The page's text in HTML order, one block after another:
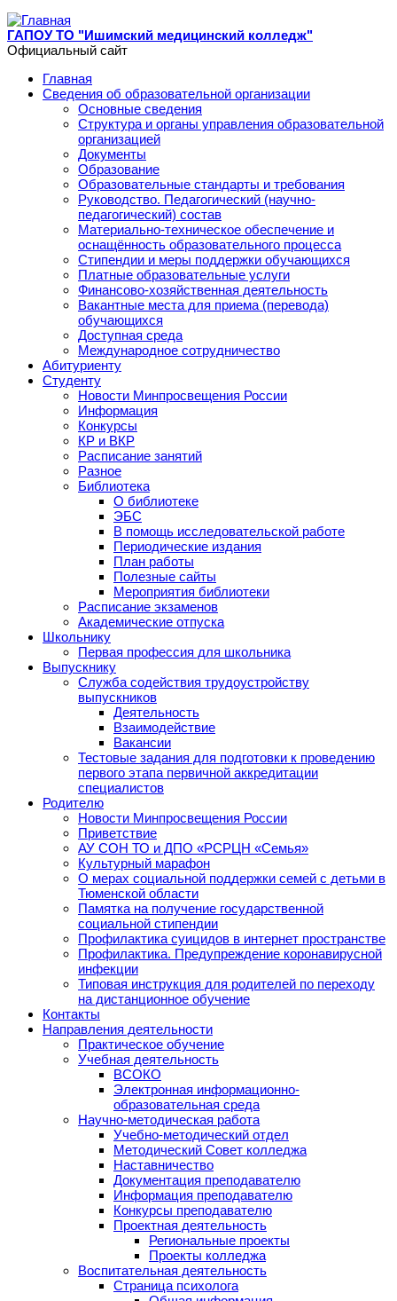
Перейти к основному содержанию
ГАПОУ ТО "Ишимский медицинский колледж"
Официальный сайт
Главная
Сведения об образовательной организации
Основные сведения
Структура и органы управления образовательной
организацией
Документы
Образование
Образовательные стандарты и требования
Руководство. Педагогический (научно-
педагогический) состав
Материально-техническое обеспечение и
оснащённость образовательного процесса
Стипендии и меры поддержки обучающихся
Платные образовательные услуги
Финансово-хозяйственная деятельность
Вакантные места для приема (перевода)
обучающихся
Доступная среда
Международное сотрудничество
Абитуриенту
Студенту
Новости Минпросвещения России
Информация
Конкурсы
КР и ВКР
Расписание занятий
Разное
Библиотека
О библиотеке
ЭБС
В помощь исследовательской работе
Периодические издания
План работы
Полезные сайты
Мероприятия библиотеки
Расписание экзаменов
Академические отпуска
Школьнику
Первая профессия для школьника
Выпускнику
Служба содействия трудоустройству
выпускников
Деятельность
Взаимодействие
Вакансии
Тестовые задания для подготовки к проведению
первого этапа первичной аккредитации
специалистов
Родителю
Новости Минпросвещения России
Приветствие
АУ СОН ТО и ДПО «РСРЦН «Семья»
Культурный марафон
О мерах социальной поддержки семей с детьми в
Тюменской области
Памятка на получение государственной
социальной стипендии
Профилактика суицидов в интернет пространстве
Профилактика. Предупреждение коронавирусной
инфекции
Типовая инструкция для родителей по переходу
на дистанционное обучение
Контакты
Направления деятельности
Практическое обучение
Учебная деятельность
ВСОКО
Электронная информационно-
образовательная среда
Научно-методическая работа
Учебно-методический отдел
Методический Совет колледжа
Наставничество
Документация преподавателю
Информация преподавателю
Конкурсы преподавателю
Проектная деятельность
Региональные проекты
Проекты колледжа
Воспитательная деятельность
Страница психолога